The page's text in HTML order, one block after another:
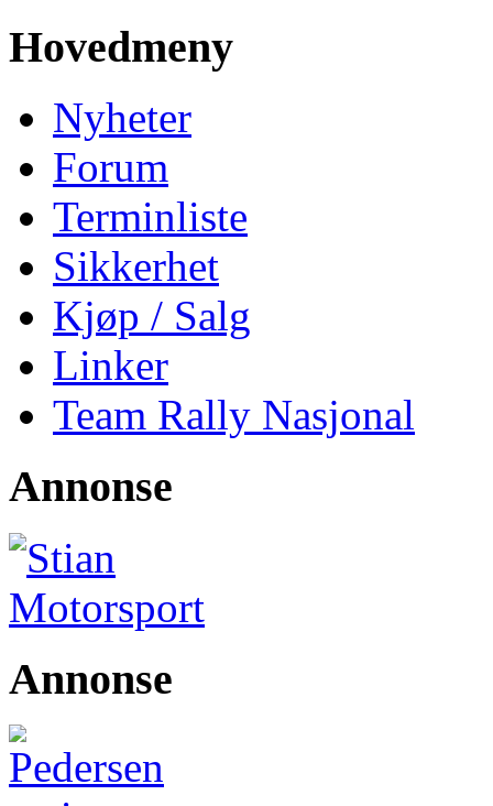
Hovedmeny
Nyheter
Forum
Terminliste
Sikkerhet
Kjøp / Salg
Linker
Team Rally Nasjonal
Annonse
Annonse